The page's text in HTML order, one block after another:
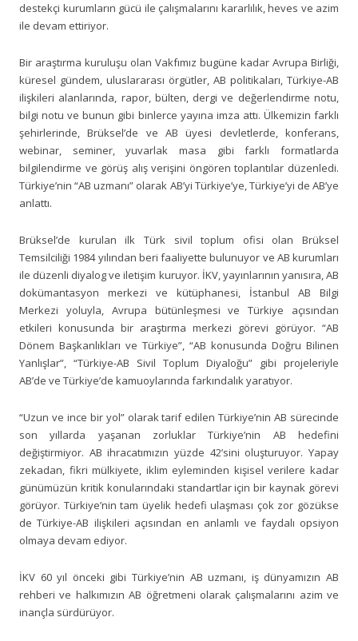
destekçi kurumların gücü ile çalışmalarını kararlılık, heves ve azim
ile devam ettiriyor.
Bir araştırma kuruluşu olan Vakfımız bugüne kadar Avrupa Birliği,
küresel gündem, uluslararası örgütler, AB politikaları, Türkiye-AB
ilişkileri alanlarında, rapor, bülten, dergi ve değerlendirme notu,
bilgi notu ve bunun gibi binlerce yayına imza attı. Ülkemizin farklı
şehirlerinde, Brüksel’de ve AB üyesi devletlerde, konferans,
webinar, seminer, yuvarlak masa gibi farklı formatlarda
bilgilendirme ve görüş alış verişini öngören toplantılar düzenledi.
Türkiye’nin “AB uzmanı” olarak AB’yi Türkiye’ye, Türkiye’yi de AB’ye
anlattı.
Brüksel’de kurulan ilk Türk sivil toplum ofisi olan Brüksel
Temsilciliği 1984 yılından beri faaliyette bulunuyor ve AB kurumları
ile düzenli diyalog ve iletişim kuruyor. İKV, yayınlarının yanısıra, AB
dokümantasyon merkezi ve kütüphanesi, İstanbul AB Bilgi
Merkezi yoluyla, Avrupa bütünleşmesi ve Türkiye açısından
etkileri konusunda bir araştırma merkezi görevi görüyor. “AB
Dönem Başkanlıkları ve Türkiye”, “AB konusunda Doğru Bilinen
Yanlışlar”, “Türkiye-AB Sivil Toplum Diyaloğu” gibi projeleriyle
AB’de ve Türkiye’de kamuoylarında farkındalık yaratıyor.
“Uzun ve ince bir yol” olarak tarif edilen Türkiye’nin AB sürecinde
son yıllarda yaşanan zorluklar Türkiye’nin AB hedefini
değiştirmiyor. AB ihracatımızın yüzde 42’sini oluşturuyor. Yapay
zekadan, fikri mülkiyete, iklim eyleminden kişisel verilere kadar
günümüzün kritik konularındaki standartlar için bir kaynak görevi
görüyor. Türkiye’nin tam üyelik hedefi ulaşması çok zor gözükse
de Türkiye-AB ilişkileri açısından en anlamlı ve faydalı opsiyon
olmaya devam ediyor.
İKV 60 yıl önceki gibi Türkiye’nin AB uzmanı, iş dünyamızın AB
rehberi ve halkımızın AB öğretmeni olarak çalışmalarını azim ve
inançla sürdürüyor.